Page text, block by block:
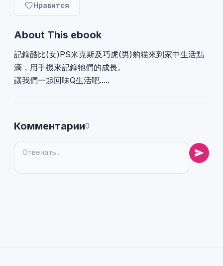
Нравится
About This ebook
記錄酷比(女)PS米克斯及巧虎(男)豹猫來到家中生活點
滴，用手機來記錄牠們的成長。
讓我們一起回味Q生活吧.....
Комментарии0